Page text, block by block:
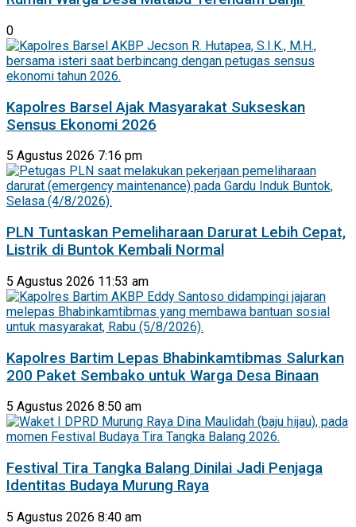
0
Kapolres Barsel Ajak Masyarakat Sukseskan
Sensus Ekonomi 2026
5 Agustus 2026 7:16 pm
PLN Tuntaskan Pemeliharaan Darurat Lebih Cepat,
Listrik di Buntok Kembali Normal
5 Agustus 2026 11:53 am
Kapolres Bartim Lepas Bhabinkamtibmas Salurkan
200 Paket Sembako untuk Warga Desa Binaan
5 Agustus 2026 8:50 am
Festival Tira Tangka Balang Dinilai Jadi Penjaga
Identitas Budaya Murung Raya
5 Agustus 2026 8:40 am